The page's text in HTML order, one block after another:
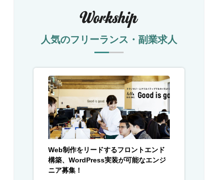
人気のフリーランス・副業求人
Web制作をリードするフロントエンド
構築、WordPress実装が可能なエンジ
ニア募集！